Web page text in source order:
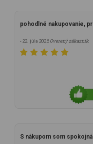
pohodlné nakupovanie,
- 22. júla 2026Overený zákazník
S nákupom som